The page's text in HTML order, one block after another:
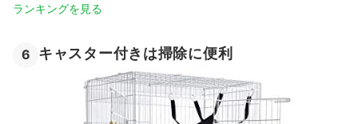
ランキングを見る
6 キャスター付きは掃除に便利